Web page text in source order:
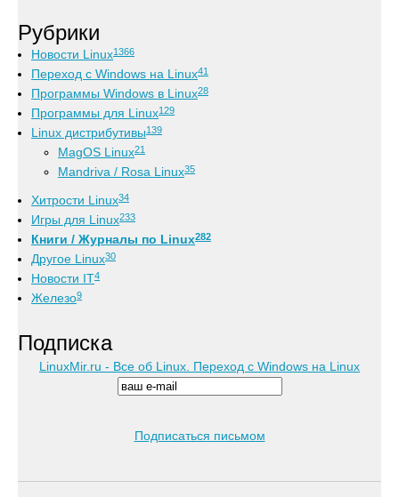
Рубрики
Новости Linux1366
Переход с Windows на Linux41
Программы Windows в Linux28
Программы для Linux129
Linux дистрибутивы139
MagOS Linux21
Mandriva / Rosa Linux35
Хитрости Linux34
Игры для Linux233
Книги / Журналы по Linux282
Другое Linux30
Новости IT4
Железо9
Подписка
LinuxMir.ru - Все об Linux. Переход с Windows на Linux
Подписаться письмом